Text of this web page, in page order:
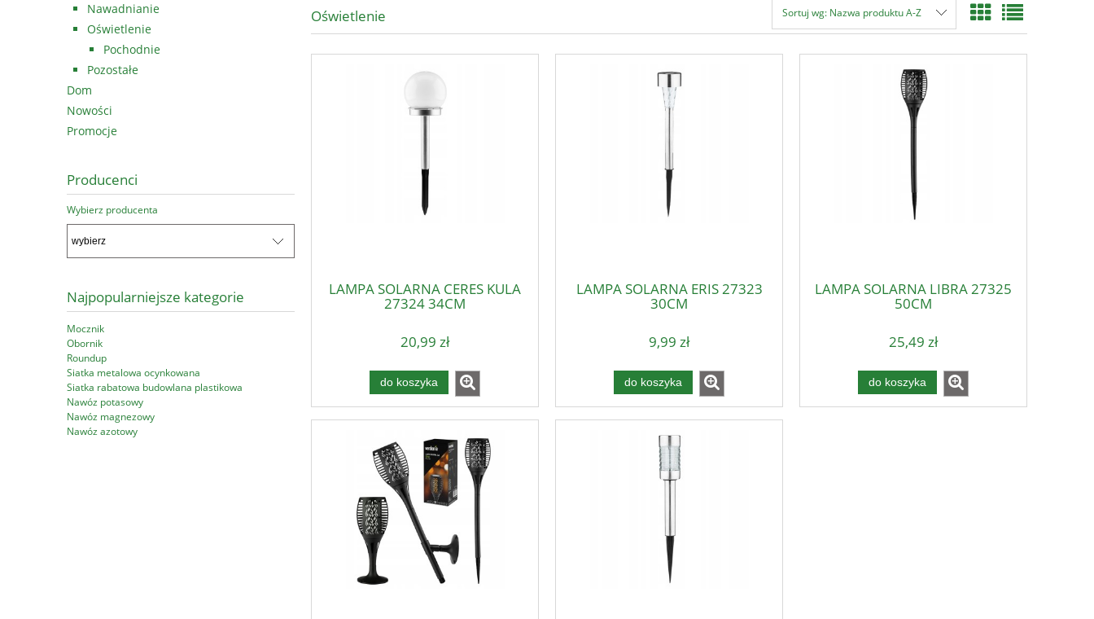
Nawadnianie
Oświetlenie
Pochodnie
Pozostałe
Dom
Nowości
Promocje
Producenci
Wybierz producenta
Najpopularniejsze kategorie
Mocznik
Obornik
Roundup
Siatka metalowa ocynkowana
Siatka rabatowa budowlana plastikowa
Nawóz potasowy
Nawóz magnezowy
Nawóz azotowy
Oświetlenie Sortuj wg: Nazwa produktu A-Z
LAMPA SOLARNA CERES KULA
27324 34CM
20,99 zł
do koszyka
LAMPA SOLARNA ERIS 27323
30CM
9,99 zł
do koszyka
LAMPA SOLARNA LIBRA 27325
50CM
25,49 zł
do koszyka